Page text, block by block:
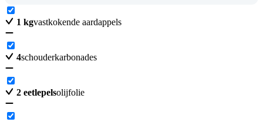
1 kgvastkokende aardappels
4schouderkarbonades
2 eetlepelsolijfolie